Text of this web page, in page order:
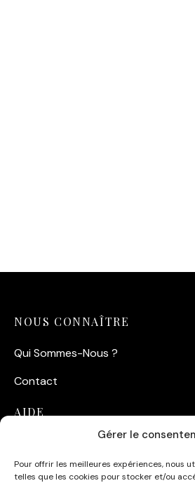
Gérer le
Pour offrir les meilleures expériences, nous
telles que les cookies pour stocker et/ou
NOUS CONNAÎTRE
Qui Sommes-Nous ?
Contact
AIDE
Suivre ma commande
Conditions Générales de Vente